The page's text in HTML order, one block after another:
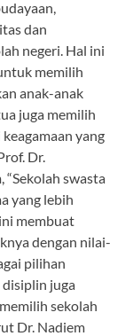
dan
negeri. Hal ini
memilih
anak-anak
juga memilih
yang
Dr.
swasta
yang lebih
membuat
dengan nilai-
pilihan
disiplin juga
sekolah
Dr. Nadiem